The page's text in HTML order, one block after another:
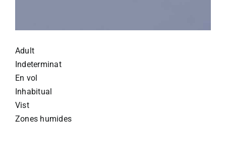
Adult
Indeterminat
En vol
Inhabitual
Vist
Zones humides